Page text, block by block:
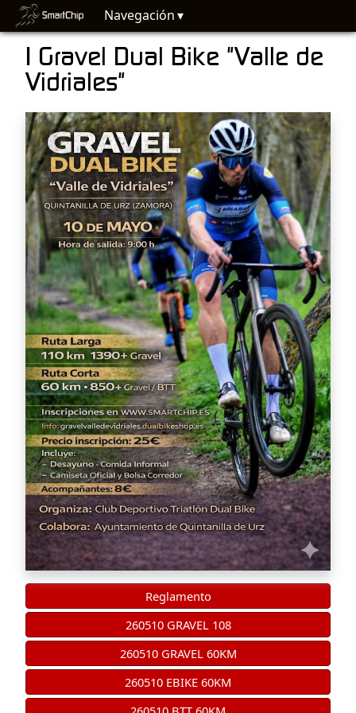
Navegación
I Gravel Dual Bike "Valle de
Vidriales"
Reglamento
260510 GRAVEL 108
260510 GRAVEL 60KM
260510 EBIKE 60KM